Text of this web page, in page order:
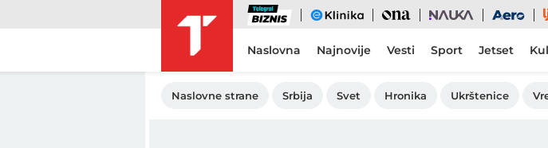
Biznis eKlinika Ona Nauka Aero
Naslovna Najnovije Vesti Sport Jetset
Naslovne strane Srbija Svet Hronika Ukrštenice